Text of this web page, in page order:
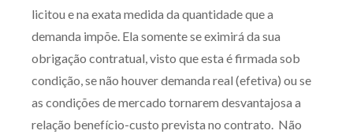
licitou e na exata medida da quantidade que a
demanda impõe. Ela somente se eximirá da sua
obrigação contratual, visto que esta é firmada sob
condição, se não houver demanda real (efetiva) ou se
as condições de mercado tornarem desvantajosa a
relação benefício-custo prevista no contrato. Não